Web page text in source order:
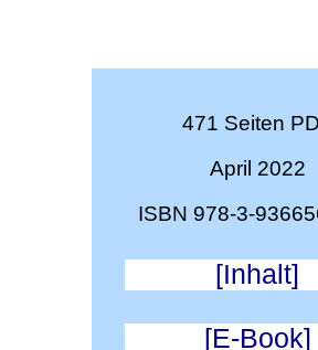
471 Seiten
April 2022
ISBN 978-3-
[Inhalt]
[E-Book]